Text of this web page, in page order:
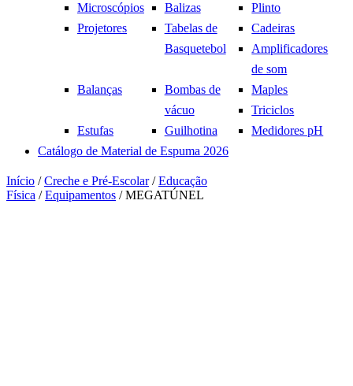
Microscópios
Balizas
Plinto
Projetores
Tabelas de
Basquetebol
Cadeiras
Amplificadores
de som
Balanças
Bombas de
vácuo
Maples
Triciclos
Estufas
Guilhotina
Medidores pH
Catálogo de Material de Espuma 2026
Início /Creche e Pré-Escolar/Educação
Física /Equipamentos / MEGATÚNEL